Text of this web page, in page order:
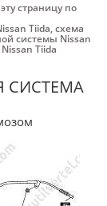
страницу по
Tiida,схема
системы Nissan
Tiida
СИСТЕМА